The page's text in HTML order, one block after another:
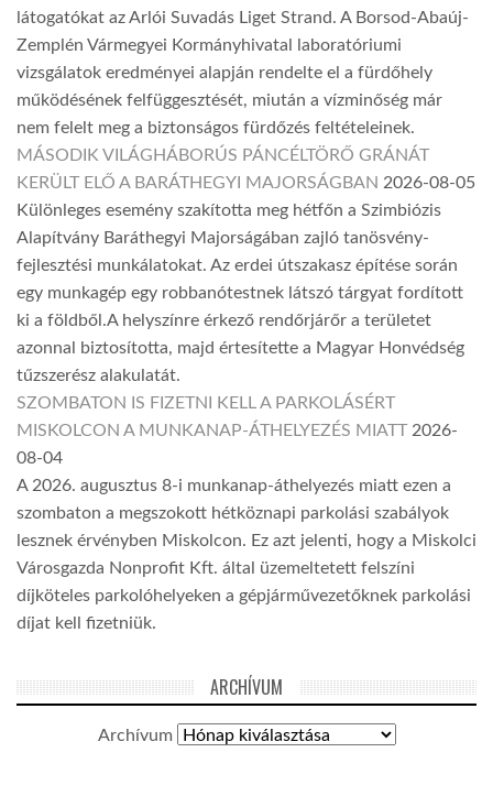
látogatókat az Arlói Suvadás Liget Strand. A Borsod-Abaúj-
Zemplén Vármegyei Kormányhivatal laboratóriumi
vizsgálatok eredményei alapján rendelte el a fürdőhely
működésének felfüggesztését, miután a vízminőség már
nem felelt meg a biztonságos fürdőzés feltételeinek.
MÁSODIK VILÁGHÁBORÚS PÁNCÉLTÖRŐ GRÁNÁT
KERÜLT ELŐ A BARÁTHEGYI MAJORSÁGBAN 2026-08-05
Különleges esemény szakította meg hétfőn a Szimbiózis
Alapítvány Baráthegyi Majorságában zajló tanösvény-
fejlesztési munkálatokat. Az erdei útszakasz építése során
egy munkagép egy robbanótestnek látszó tárgyat fordított
ki a földből.A helyszínre érkező rendőrjárőr a területet
azonnal biztosította, majd értesítette a Magyar Honvédség
tűzszerész alakulatát.
SZOMBATON IS FIZETNI KELL A PARKOLÁSÉRT
MISKOLCON A MUNKANAP-ÁTHELYEZÉS MIATT 2026-
08-04
A 2026. augusztus 8-i munkanap-áthelyezés miatt ezen a
szombaton a megszokott hétköznapi parkolási szabályok
lesznek érvényben Miskolcon. Ez azt jelenti, hogy a Miskolci
Városgazda Nonprofit Kft. által üzemeltetett felszíni
díjköteles parkolóhelyeken a gépjárművezetőknek parkolási
díjat kell fizetniük.
ARCHÍVUM
Archívum